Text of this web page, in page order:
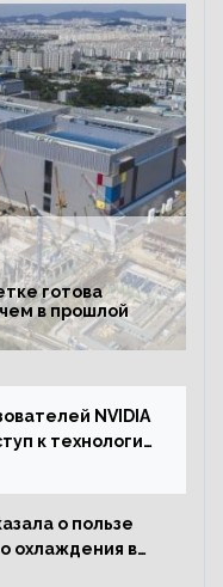
готова
в прошлой
NVIDIA
к технологии
о пользе
охлаждения в